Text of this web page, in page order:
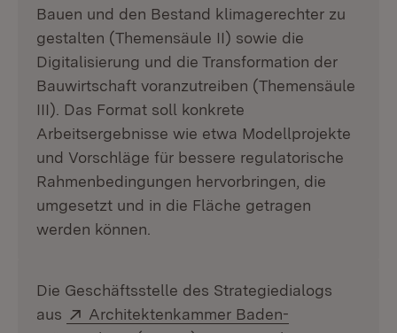
Bauen und den Bestand klimagerechter zu
gestalten (Themensäule II) sowie die
Digitalisierung und die Transformation der
Bauwirtschaft voranzutreiben (Themensäule
III). Das Format soll konkrete
Arbeitsergebnisse wie etwa Modellprojekte
und Vorschläge für bessere regulatorische
Rahmenbedingungen hervorbringen, die
umgesetzt und in die Fläche getragen
werden können.
Die Geschäftsstelle des Strategiedialogs
aus
Extern:
Architektenkammer Baden-